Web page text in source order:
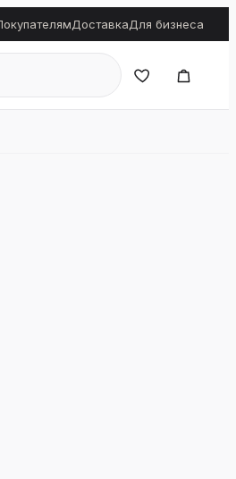
ДоставкаДля бизнеса